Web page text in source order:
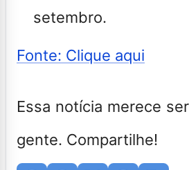
setembro.
Fonte: Clique aqui
Essa notícia merece
gente. Compartilhe!